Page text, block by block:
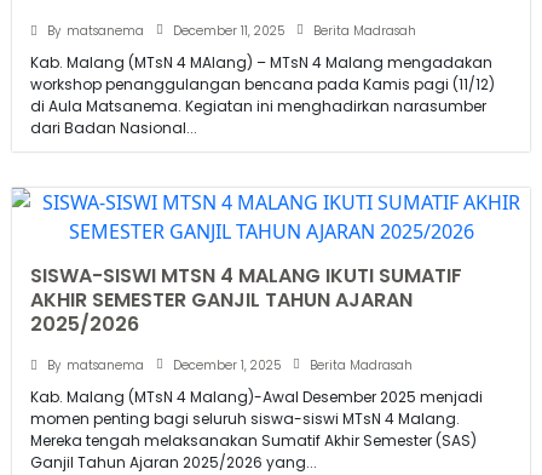
By matsanema December 11, 2025 Berita Madrasah
Kab. Malang (MTsN 4 MAlang) – MTsN 4 Malang mengadakan
workshop penanggulangan bencana pada Kamis pagi (11/12)
di Aula Matsanema. Kegiatan ini menghadirkan narasumber
dari Badan Nasional...
SISWA-SISWI MTSN 4 MALANG IKUTI SUMATIF
AKHIR SEMESTER GANJIL TAHUN AJARAN
2025/2026
By matsanema December 1, 2025 Berita Madrasah
Kab. Malang (MTsN 4 Malang)-Awal Desember 2025 menjadi
momen penting bagi seluruh siswa-siswi MTsN 4 Malang.
Mereka tengah melaksanakan Sumatif Akhir Semester (SAS)
Ganjil Tahun Ajaran 2025/2026 yang...